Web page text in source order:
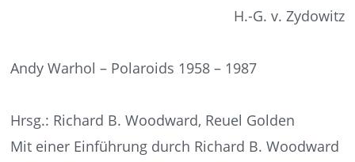
H.-G. v. Zydowitz
Andy Warhol – Polaroids 1958 – 1987
Hrsg.: Richard B. Woodward, Reuel Golden
Mit einer Einführung durch Richard B. Woodward